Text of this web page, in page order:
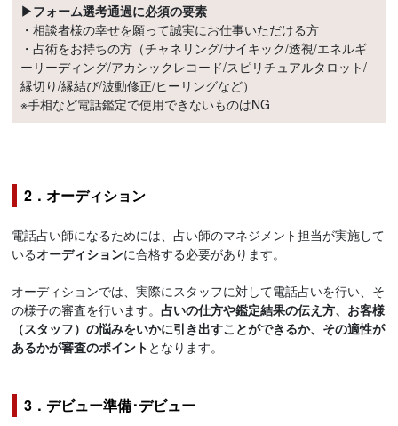
▶フォーム選考通過に必須の要素
・相談者様の幸せを願って誠実にお仕事いただける方
・占術をお持ちの方（チャネリング/サイキック/透視/エネルギ
ーリーディング/アカシックレコード/スピリチュアルタロット/
縁切り/縁結び/波動修正/ヒーリングなど）
※手相など電話鑑定で使用できないものはNG
2．オーディション
電話占い師になるためには、占い師のマネジメント担当が実施して
いるオーディションに合格する必要があります。
オーディションでは、実際にスタッフに対して電話占いを行い、そ
の様子の審査を行います。占いの仕方や鑑定結果の伝え方、お客様
（スタッフ）の悩みをいかに引き出すことができるか、その適性が
あるかが審査のポイント となります。
3．デビュー準備･デビュー